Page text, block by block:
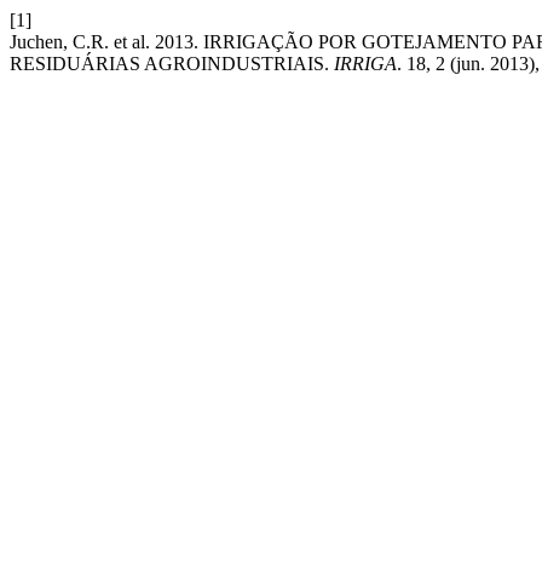
[1]
Juchen, C.R. et al. 2013. IRRIGAÇÃO POR GOTEJAMENTO
RESIDUÁRIAS AGROINDUSTRIAIS. IRRIGA. 18, 2 (jun.